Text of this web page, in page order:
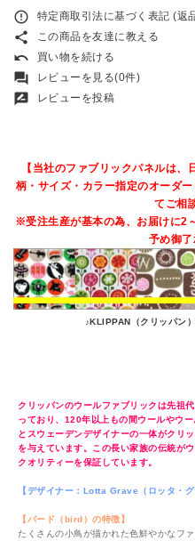
error_outline 特定商取引法に基づく表記 (返
share この商品を友達に教える
undo 買い物を続ける
forum レビューを見る(0件)
rate_review レビューを投稿
【当社のファブリックパネルは、
柄・サイズ・カラー指定のオーダ
てご相
※受注生産が基本の為、お届けに2
予め御了
♪KLIPPAN（クリッパン
クリッパンのウールファブリックは先祖
っており、120年以上もの間ウールやウ
とスウェーデンデザイナーの一体がクリ
を与えています。この長い家族の伝統が
クオリティーを保証しています。
【デザイナー：Lotta Grave（ロッタ・グ
【バード（bird）の特徴】
たくさんの小鳥が描かれた色鮮やかなフ